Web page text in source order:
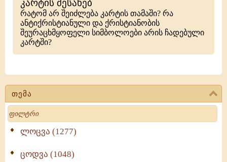
თემა
Search
ლოცვა (1277)
ცოდვა (1048)
კარტის შესახებ
რატომ არ შეიძლება კარტის თამაში? რა
ანტიქრისტიანული და ქრისტიანობის
შეურაცხმყოფელი სიმბოლოები არის ჩადებული
კარტში?